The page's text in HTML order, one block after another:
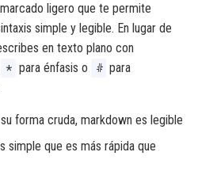
ligero que te permite
simple y legible. En lugar de
en texto plano con
* para énfasis o # para
forma cruda, markdown es legible
simple que es más rápida que